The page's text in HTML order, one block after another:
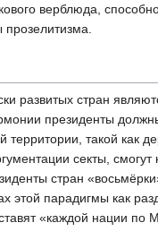
верблюда,
развитых стран
президенты
такой как
секты,
стран
этой парадигмы как
«каждой нации по